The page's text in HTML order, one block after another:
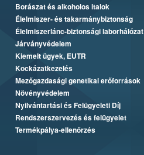
Borászat és alkoholos italok
Élelmiszer- és takarmánybiztonság
Élelmiszerlánc-biztonsági laborhálózat
Járványvédelem
Kiemelt ügyek, EUTR
Kockázatkezelés
Mezőgazdasági genetikai erőforrások
Növényvédelem
Nyilvántartási és Felügyeleti Díj
Rendszerszervezés és felügyelet
Termékpálya-ellenőrzés